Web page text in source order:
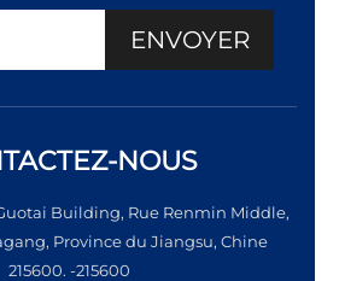
ENVOYER
NOUS
Building, Rue Renmin Middle,
Province du Jiangsu, Chine
215600. -215600